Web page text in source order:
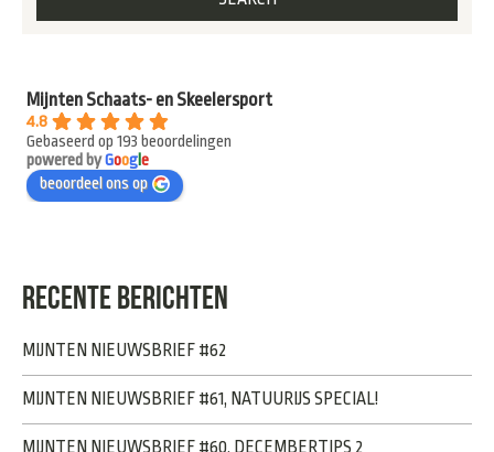
Mijnten Schaats- en Skeelersport
4.8
Gebaseerd op 193 beoordelingen
powered byGooge
beoordeel ons op
RECENTE BERICHTEN
MIJNTEN NIEUWSBRIEF #62
MIJNTEN NIEUWSBRIEF #61, NATUURIJS SPECIAL!